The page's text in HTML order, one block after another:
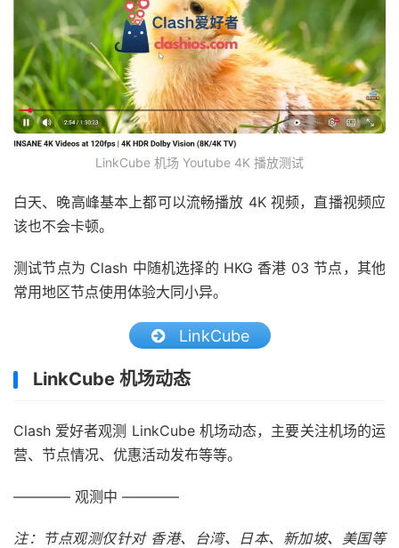
LinkCube 机场 Youtube 4K 播放测试
白天、晚高峰基本上都可以流畅播放 4K 视频，直播视频应
该也不会卡顿。
测试节点为 Clash 中随机选择的 HKG 香港 03 节点，其他
常用地区节点使用体验大同小异。
LinkCube
LinkCube 机场动态
Clash 爱好者观测 LinkCube 机场动态，主要关注机场的运
营、节点情况、优惠活动发布等等。
———— 观测中 ————
注：节点观测仅针对 香港、台湾、日本、新加坡、美国等